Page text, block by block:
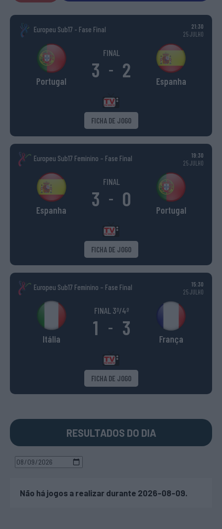
Europeu Sub17 - Fase Final
21:30
25 JULHO
Portugal
FINAL
3 - 2 Espanha
FICHA DE JOGO
Europeu Sub17 Feminino – Fase Final
19:30
25 JULHO
Espanha
FINAL
3 - 0 Portugal
FICHA DE JOGO
Europeu Sub17 Feminino – Fase Final
15:30
25 JULHO
Itália
FINAL 3º/4º
1 - 3 França
FICHA DE JOGO
RESULTADOS DO DIA
Não há jogos a realizar durante 2026-08-09.